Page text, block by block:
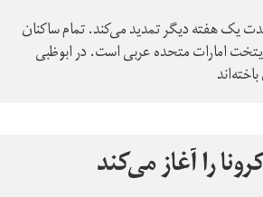
یک هفته دیگر تمدید می‌کند. تمام ساکنان
امارات متحده عربی است. در ابوظبی
را آغاز می‌کند